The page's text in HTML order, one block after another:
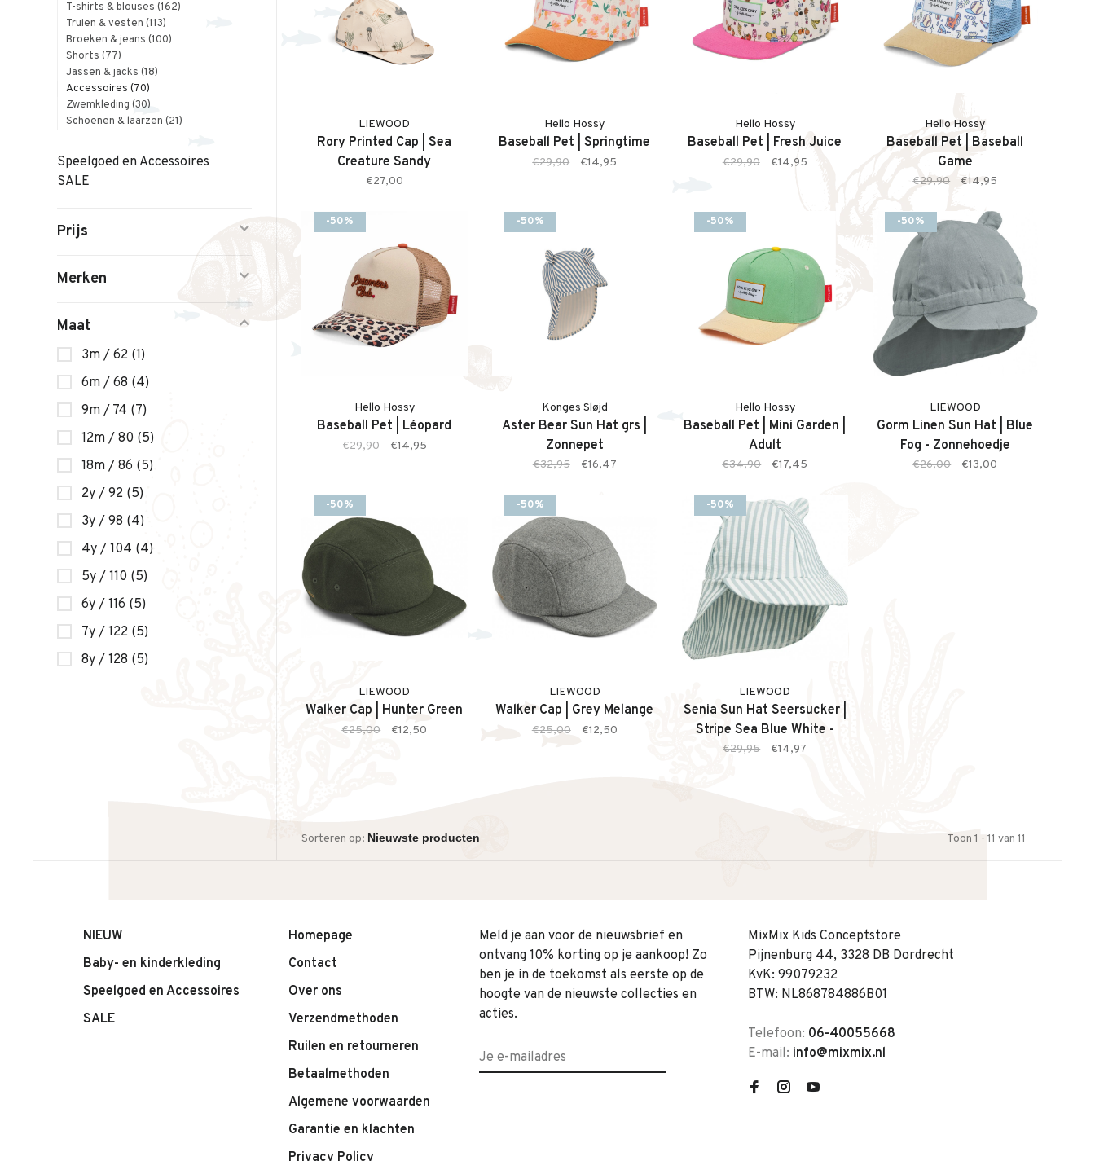
jongenskleding
T-shirts & blouses (162)
Truien & vesten (113)
Broeken & jeans (100)
Shorts (77)
Jassen & jacks (18)
Accessoires (70)
Zwemkleding (30)
Schoenen & laarzen (21)
Speelgoed en Accessoires
SALE
Prijs
Merken
Maat
3m / 62 (1)
6m / 68 (4)
9m / 74 (7)
12m / 80 (5)
18m / 86 (5)
2y / 92 (5)
3y / 98 (4)
4y / 104 (4)
5y / 110 (5)
6y / 116 (5)
7y / 122 (5)
8y / 128 (5)
LIEWOOD
Rory Printed Cap | Sea
Creature Sandy
€27,00
Hello Hossy
Baseball Pet | Springtime
€29,90 €14,95
Hello Hossy
Baseball Pet | Fresh Juice
€29,90 €14,95
Hello Hossy
Baseball Pet | Baseball
Game
€29,90 €14,95
-50%
Hello Hossy
Baseball Pet | Léopard
€29,90 €14,95
-50%
Konges Sløjd
Aster Bear Sun Hat grs |
Zonnepet
€32,95 €16,47
-50%
Hello Hossy
Baseball Pet | Mini Garden |
Adult
€34,90 €17,45
-50%
LIEWOOD
Gorm Linen Sun Hat | Blue
Fog - Zonnehoedje
€26,00 €13,00
-50%
LIEWOOD
Walker Cap | Hunter Green
€25,00 €12,50
-50%
LIEWOOD
Walker Cap | Grey Melange
€25,00 €12,50
-50%
LIEWOOD
Senia Sun Hat Seersucker |
Stripe Sea Blue White -
Zonnehoedje
€29,95 €14,97
Sorteren op: Toon 1 - 11 van 11
NIEUW
Baby- en kinderkleding
Speelgoed en Accessoires
SALE
Homepage
Contact
Over ons
Verzendmethoden
Ruilen en retourneren
Betaalmethoden
Algemene voorwaarden
Garantie en klachten
Privacy Policy
Meld je aan voor de nieuwsbrief en
ontvang 10% korting op je aankoop! Zo
ben je in de toekomst als eerste op de
hoogte van de nieuwste collecties en
acties.
MixMix Kids Conceptstore
Pijnenburg 44, 3328 DB Dordrecht
KvK: 99079232
BTW: NL868784886B01
Telefoon: 06-40055668
E-mail: info@mixmix.nl